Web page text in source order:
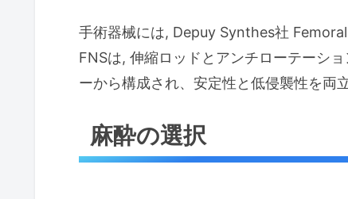
手術器械には, Depuy Synthes社
FNSは, 伸縮ロッドとアンチローテーシ
ーから構成され、安定性と低侵襲性を両
麻酔の選択